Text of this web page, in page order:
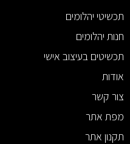
תכשיטי יהלומים
חנות יהלומים
תכשיטים בעיצוב אישי
אודות
צור קשר
מפת אתר
תקנון אתר